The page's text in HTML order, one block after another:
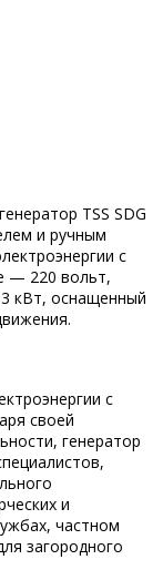
TSS SDG
и ручным
с
— 220 вольт,
кВт, оснащенный
c
своей
генератор
и
частном
загородного